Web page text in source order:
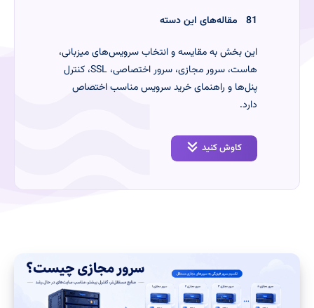
‫81 مقاله‌های این دسته
این بخش به مقایسه و انتخاب سرویس‌های میزبانی،
هاست، سرور مجازی، سرور اختصاصی، SSL، کنترل
پنل‌ها و راهنمای خرید سرویس مناسب اختصاص
دارد.
کاوش کنید